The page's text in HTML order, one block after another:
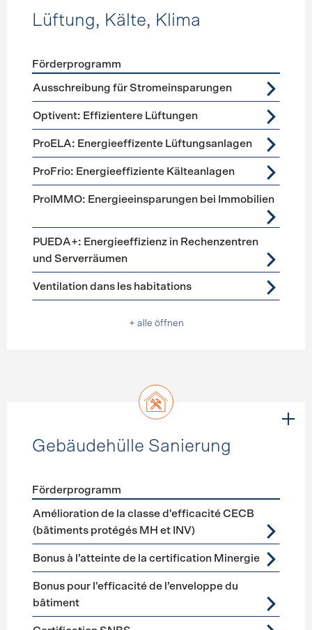
Lüftung, Kälte, Klima
Förderprogramme Lüftung, Kälte, Klima
Förderprogramm
Ausschreibung für Stromeinsparungen
Optivent: Effizientere Lüftungen
ProELA: Energieeffizente Lüftungsanlagen
ProFrio: Energieeffiziente Kälteanlagen
ProIMMO: Energieeinsparungen bei Immobilien
PUEDA+: Energieeffizienz in Rechenzentren
und Serverräumen
Ventilation dans les habitations
+ alle öffnen
Gebäudehülle Sanierung
Förderprogramme Gebäudehülle Sanierung
Förderprogramm
Amélioration de la classe d'efficacité CECB
(bâtiments protégés MH et INV)
Bonus à l’atteinte de la certification Minergie
Bonus pour l'efficacité de l’enveloppe du
bâtiment